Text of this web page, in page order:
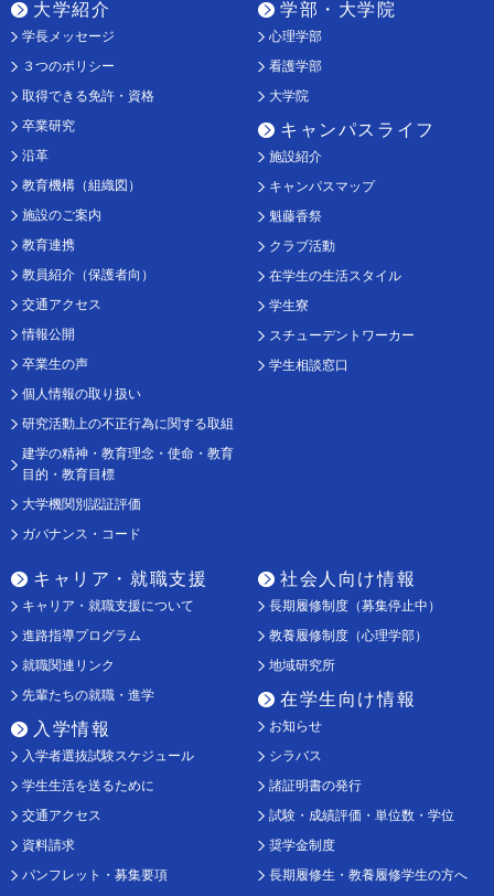
大学紹介
学長メッセージ
３つのポリシー
取得できる免許・資格
卒業研究
沿革
教育機構（組織図）
施設のご案内
教育連携
教員紹介（保護者向）
交通アクセス
情報公開
卒業生の声
個人情報の取り扱い
研究活動上の不正行為に関する取組
建学の精神・教育理念・使命・教育
目的・教育目標
大学機関別認証評価
ガバナンス・コード
学部・大学院
心理学部
看護学部
大学院
キャンパスライフ
施設紹介
キャンパスマップ
魁藤香祭
クラブ活動
在学生の生活スタイル
学生寮
スチューデントワーカー
学生相談窓口
キャリア・就職支援
キャリア・就職支援について
進路指導プログラム
就職関連リンク
先輩たちの就職・進学
入学情報
入学者選抜試験スケジュール
学生生活を送るために
交通アクセス
資料請求
パンフレット・募集要項
社会人向け情報
長期履修制度（募集停止中）
教養履修制度（心理学部）
地域研究所
在学生向け情報
お知らせ
シラバス
諸証明書の発行
試験・成績評価・単位数・学位
奨学金制度
長期履修生・教養履修学生の方へ